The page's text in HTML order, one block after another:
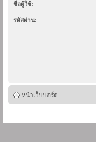
ชื่อผู้ใช้:
รหัสผ่าน:
หน้าเว็บบอร์ด